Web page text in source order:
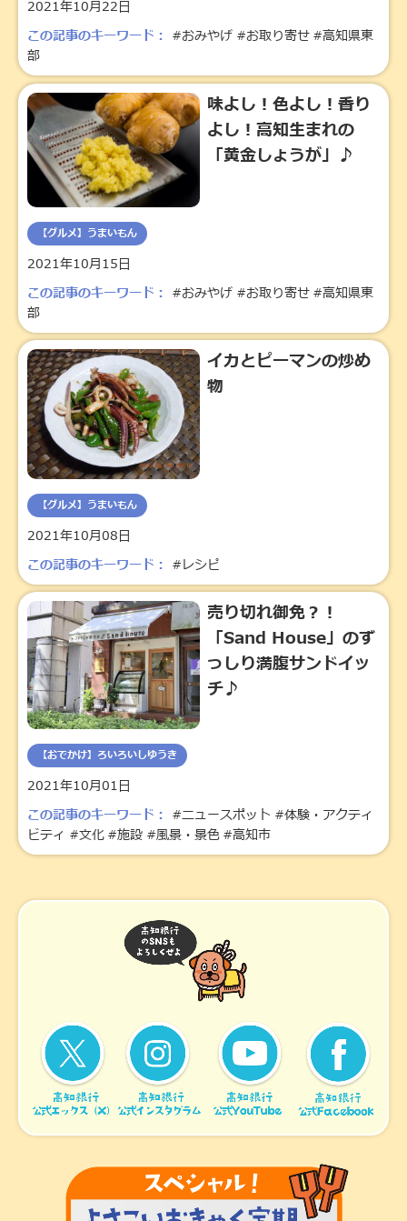
2021年10月22日
この記事のキーワード： #おみやげ #お取り寄せ #高知県東
部
味よし！色よし！香り
よし！高知生まれの
「黄金しょうが」♪
【グルメ】うまいもん
2021年10月15日
この記事のキーワード： #おみやげ #お取り寄せ #高知県東
部
イカとピーマンの炒め
物
【グルメ】うまいもん
2021年10月08日
この記事のキーワード： #レシピ
売り切れ御免？！
「Sand House」のず
っしり満腹サンドイッ
チ♪
【おでかけ】ろいろいしゆうき
2021年10月01日
この記事のキーワード： #ニュースポット #体験・アクティ
ビティ #文化 #施設 #風景・景色 #高知市